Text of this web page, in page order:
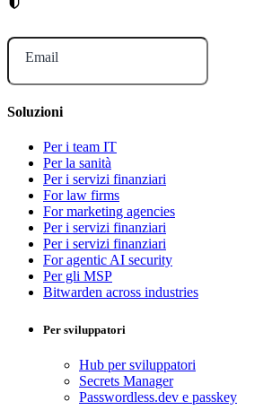
Email
Soluzioni
Per i team IT
Per la sanità
Per i servizi finanziari
For law firms
For marketing agencies
Per i servizi finanziari
Per i servizi finanziari
For agentic AI security
Per gli MSP
Bitwarden across industries
Per sviluppatori
Hub per sviluppatori
Secrets Manager
Passwordless.dev e passkey